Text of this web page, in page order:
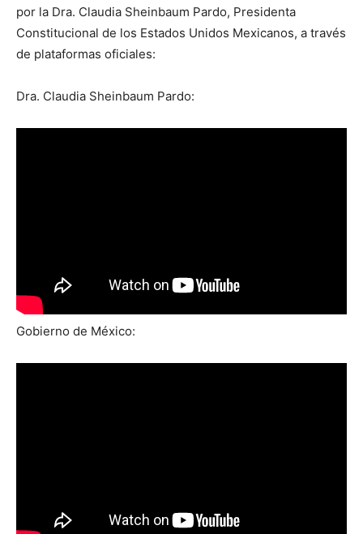
por la Dra. Claudia Sheinbaum Pardo, Presidenta
Constitucional de los Estados Unidos Mexicanos, a través
de plataformas oficiales:
Dra. Claudia Sheinbaum Pardo:
Gobierno de México: